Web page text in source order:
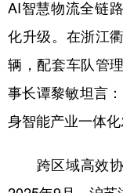
AI智慧物流全链
化升级。在浙江
辆，配套车队管
事长谭黎敏坦言
身智能产业一体
跨区域高效协